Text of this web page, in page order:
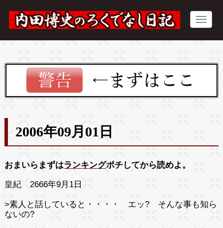
2006年09月01日
おまいらまずはランキングポチしてから読めよ。
皇紀 2666年9月1日
>素人と話していると・・・・ エッ? そんな事も知ら
ないの?